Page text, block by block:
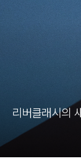
리버클래시의